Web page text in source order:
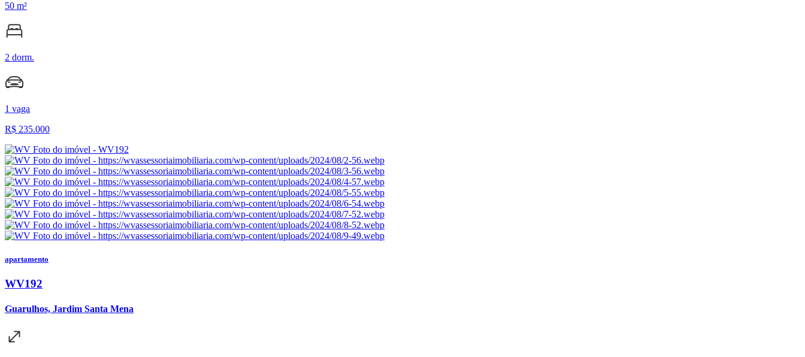
50 m²
2 dorm.
1 vaga
R$ 235.000
apartamento
WV192
Guarulhos, Jardim Santa Mena